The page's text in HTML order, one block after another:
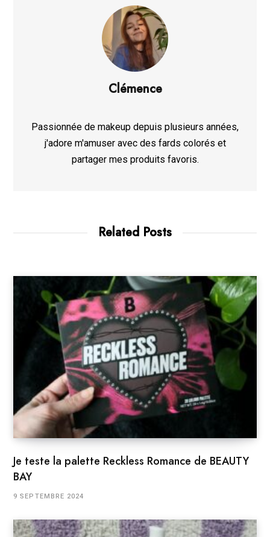
Clémence
Passionnée de makeup depuis plusieurs années,
j'adore m'amuser avec des fards colorés et
partager mes produits favoris.
Related Posts
Je teste la palette Reckless Romance de BEAUTY
BAY
9 SEPTEMBRE 2024